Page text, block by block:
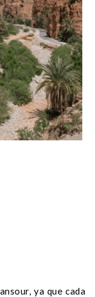
ya que cada